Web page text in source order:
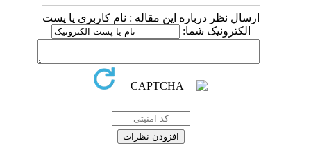
ارسال نظر درباره این مقاله : نام کاربری یا پست
الکترونیک شما: